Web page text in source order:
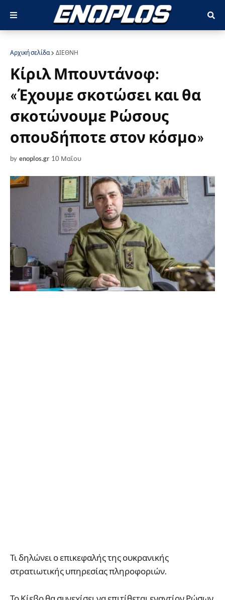
Αρχική σελίδα ΔΙΕΘΝΗ
Κίριλ Μπουντάνοφ:
«Έχουμε σκοτώσει και θα
σκοτώνουμε Ρώσους
οπουδήποτε στον κόσμο»
by enoplos.gr 10 Μαΐου
Τι δηλώνει ο επικεφαλής της ουκρανικής
στρατιωτικής υπηρεσίας πληροφοριών.